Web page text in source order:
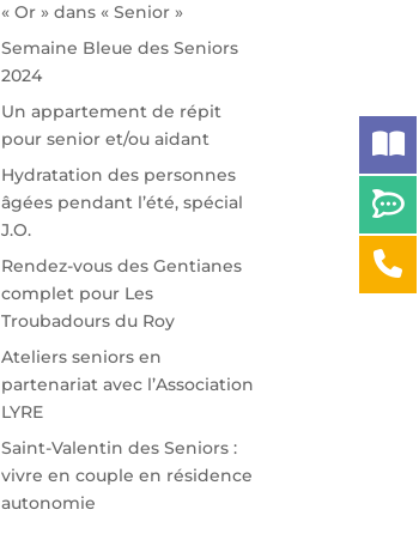
« Or » dans « Senior »
Semaine Bleue des Seniors
2024
Un appartement de répit
pour senior et/ou aidant
Hydratation des personnes
âgées pendant l’été, spécial
J.O.
Rendez-vous des Gentianes
complet pour Les
Troubadours du Roy
Ateliers seniors en
partenariat avec l’Association
LYRE
Saint-Valentin des Seniors :
vivre en couple en résidence
autonomie